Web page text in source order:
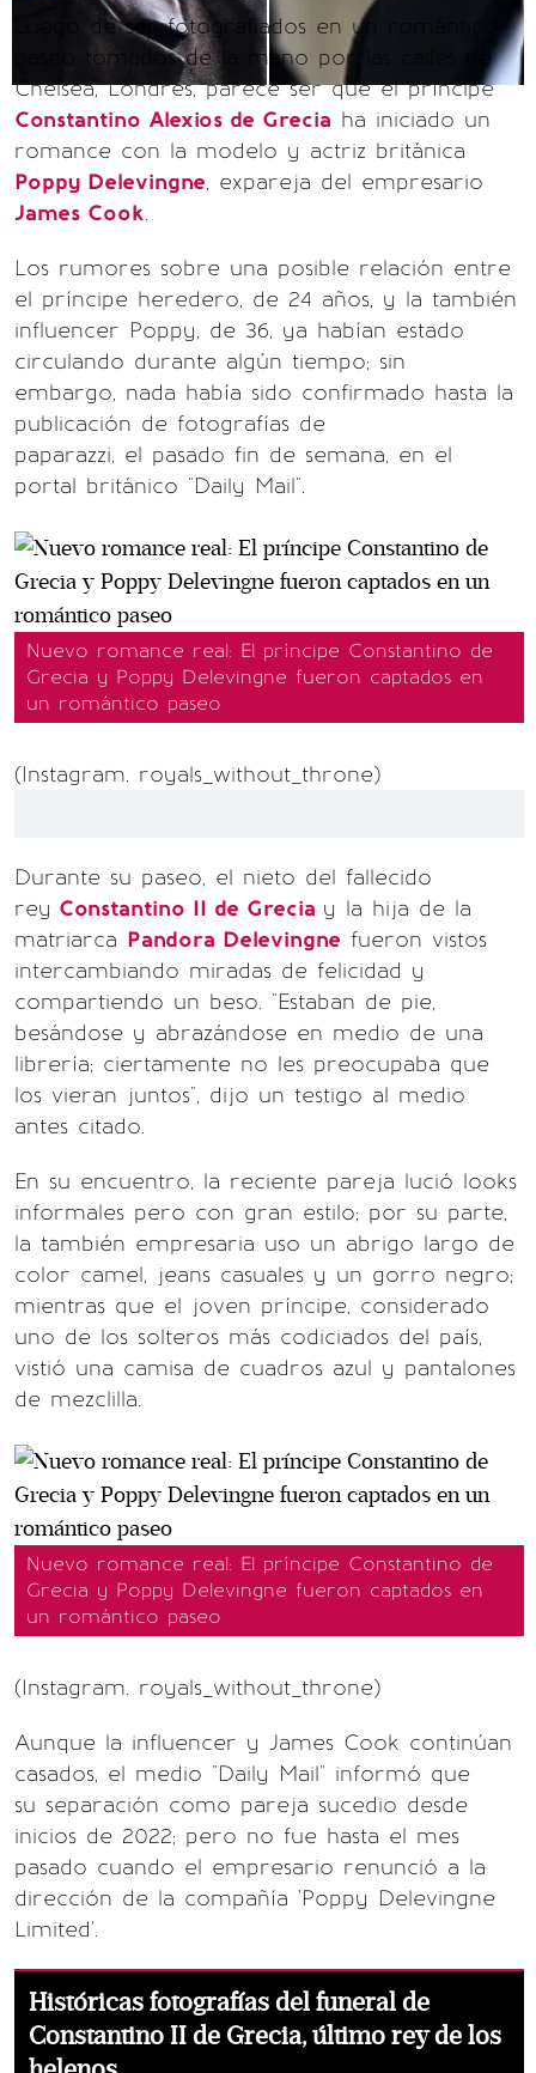
Luego de ser fotografiados en un romántico
paseo tomados de la mano por las calles de
Chelsea, Londres, parece ser que el príncipe
Constantino Alexios de Grecia ha iniciado un
romance con la modelo y actriz británica
Poppy Delevingne, expareja del empresario
James Cook.
Los rumores sobre una posible relación entre
el príncipe heredero, de 24 años, y la también
influencer Poppy, de 36, ya habían estado
circulando durante algún tiempo; sin
embargo, nada había sido confirmado hasta la
publicación de fotografías de
paparazzi, el pasado fin de semana, en el
portal británico "Daily Mail".
Nuevo romance real: El príncipe Constantino de
Grecia y Poppy Delevingne fueron captados en
un romántico paseo
(Instagram. royals_without_throne)
Durante su paseo, el nieto del fallecido
rey Constantino II de Grecia y la hija de la
matriarca Pandora Delevingne fueron vistos
intercambiando miradas de felicidad y
compartiendo un beso. "Estaban de pie,
besándose y abrazándose en medio de una
librería; ciertamente no les preocupaba que
los vieran juntos", dijo un testigo al medio
antes citado.
En su encuentro, la reciente pareja lució looks
informales pero con gran estilo; por su parte,
la también empresaria uso un abrigo largo de
color camel, jeans casuales y un gorro negro;
mientras que el joven príncipe, considerado
uno de los solteros más codiciados del país,
vistió una camisa de cuadros azul y pantalones
de mezclilla.
Nuevo romance real: El príncipe Constantino de
Grecia y Poppy Delevingne fueron captados en
un romántico paseo
(Instagram. royals_without_throne)
Aunque la influencer y James Cook continúan
casados, el medio "Daily Mail" informó que
su separación como pareja sucedio desde
inicios de 2022; pero no fue hasta el mes
pasado cuando el empresario renunció a la
dirección de la compañía 'Poppy Delevingne
Limited'.
Históricas fotografías del funeral de
Constantino II de Grecia, último rey de los